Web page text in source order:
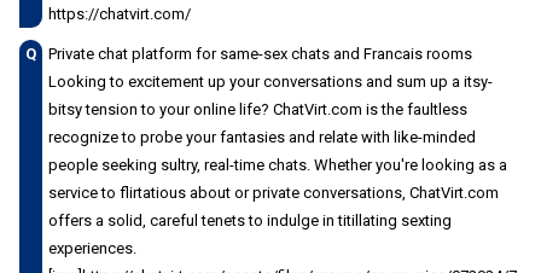
https://chatvirt.com/
Q
Private chat platform for same-sex chats and Francais rooms
Looking to excitement up your conversations and sum up a itsy-
bitsy tension to your online life? ChatVirt.com is the faultless
recognize to probe your fantasies and relate with like-minded
people seeking sultry, real-time chats. Whether you're looking as a
service to flirtatious about or private conversations, ChatVirt.com
offers a solid, careful tenets to indulge in titillating sexting
experiences.